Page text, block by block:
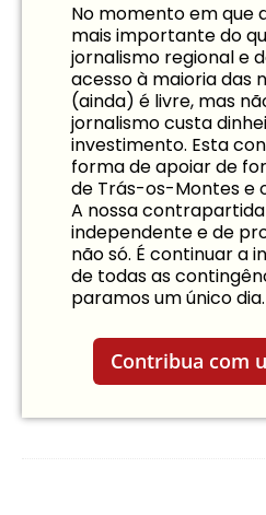
No momento em que
mais importante do
jornalismo regional e
acesso à maioria das
(ainda) é livre, mas
jornalismo custa
investimento. Esta
forma de apoiar de
de Trás-os-Montes e
A nossa
independente e de
não só. É continuar a
de todas as
paramos um único dia.
Contribua com